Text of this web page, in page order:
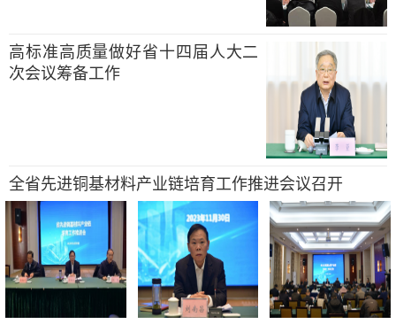
高标准高质量做好省十四届人大二
次会议筹备工作
全省先进铜基材料产业链培育工作推进会议召开